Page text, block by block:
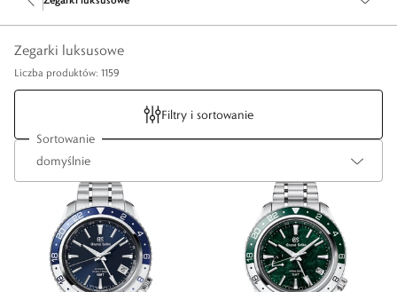
Zegarki luksusowe
Liczba produktów: 1159
Filtry i sortowanie
Sortowanie